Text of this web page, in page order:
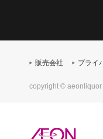
販売会社 プライ
copyright © aeonliquor